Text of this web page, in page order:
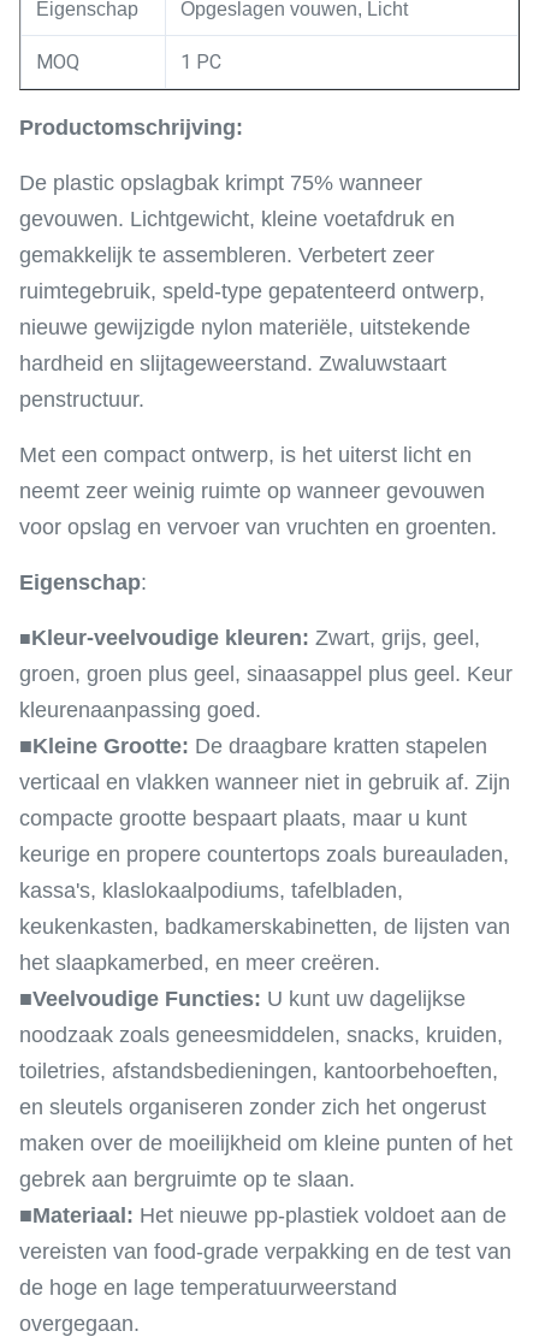
Eigenschap Opgeslagen vouwen, Licht
MOQ 1 PC
Productomschrijving:
De plastic opslagbak krimpt 75% wanneer
gevouwen. Lichtgewicht, kleine voetafdruk en
gemakkelijk te assembleren. Verbetert zeer
ruimtegebruik, speld-type gepatenteerd ontwerp,
nieuwe gewijzigde nylon materiële, uitstekende
hardheid en slijtageweerstand. Zwaluwstaart
penstructuur.
Met een compact ontwerp, is het uiterst licht en
neemt zeer weinig ruimte op wanneer gevouwen
voor opslag en vervoer van vruchten en groenten.
Eigenschap:
■Kleur-veelvoudige kleuren: Zwart, grijs, geel,
groen, groen plus geel, sinaasappel plus geel. Keur
kleurenaanpassing goed.
■Kleine Grootte: De draagbare kratten stapelen
verticaal en vlakken wanneer niet in gebruik af. Zijn
compacte grootte bespaart plaats, maar u kunt
keurige en propere countertops zoals bureauladen,
kassa's, klaslokaalpodiums, tafelbladen,
keukenkasten, badkamerskabinetten, de lijsten van
het slaapkamerbed, en meer creëren.
■Veelvoudige Functies: U kunt uw dagelijkse
noodzaak zoals geneesmiddelen, snacks, kruiden,
toiletries, afstandsbedieningen, kantoorbehoeften,
en sleutels organiseren zonder zich het ongerust
maken over de moeilijkheid om kleine punten of het
gebrek aan bergruimte op te slaan.
■Materiaal: Het nieuwe pp-plastiek voldoet aan de
vereisten van food-grade verpakking en de test van
de hoge en lage temperatuurweerstand
overgegaan.